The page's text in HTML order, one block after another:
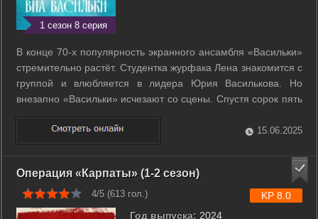
1 сезон 8 серия
В конце 70-х популярность экранного ансамбля «Васильки»
стремительно растёт. Студентка журфака Лена знакомится с
группой и влюбляется в лидера Юрия Василькова. Но
внезапно «Васильки» исчезают со сцены. Спустя сорок пять
лет дочки Лены и внук Рома отправляются в путешествие на
поиски пропавших музыкантов, чтобы собрать «Васильки»
на телеконцерте 31 ...
15.06.2025
Операция «Карпаты» (1-2 сезон)
4/5 (613 гол.)
Год выпуска: 2024
KP 8.0